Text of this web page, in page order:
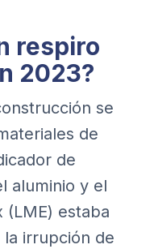
respiro
2023?
se
de
de
aluminio y el
estaba
irrupción de